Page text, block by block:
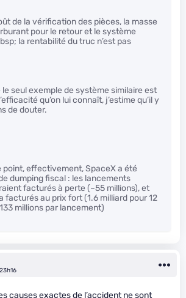
de la vérification des pièces, la masse
pour le retour et le système
la rentabilité du truc n’est pas
seul exemple de système similaire est
qu’on lui connaît, j’estime qu’il y
de douter.
point, effectivement, SpaceX a été
dumping fiscal : les lancements
facturés à perte (~55 millions), et
facturés au prix fort (1.6 milliard pour 12
millions par lancement)
causes exactes de l’accident ne sont